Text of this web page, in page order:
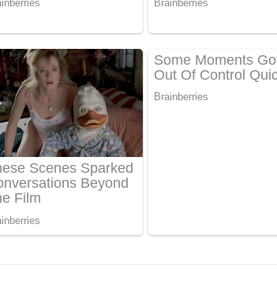
- ඔව් මං සෝසා ගීතයේ පද පෙළ
- ආයේ ලංවීලා ගීතයේ පද පෙළ
- ආල පුරන්නට ගීතයේ පද පෙළ
Warren
- අප හමුවී ගීතයේ පද පෙළ
පතිනියනේ ගීතයේ පද පෙළ